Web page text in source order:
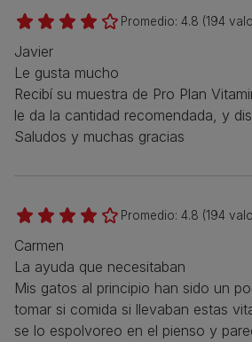
Promedio: 4.8 (194
Javier
Le gusta mucho
Recibí su muestra de Pro Plan
le da la cantidad recomendada, y
Saludos y muchas gracias
Promedio: 4.8 (194
Carmen
La ayuda que necesitaban
Mis gatos al principio han sido un
tomar si comida si llevaban estas
se lo espolvoreo en el pienso y